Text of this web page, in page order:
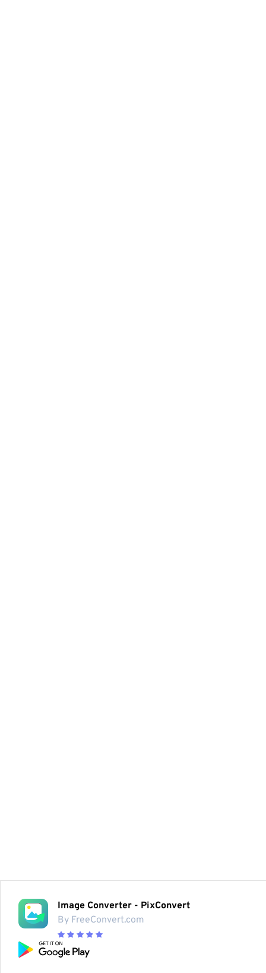
Image Converter - PixConvert
By FreeConvert.com